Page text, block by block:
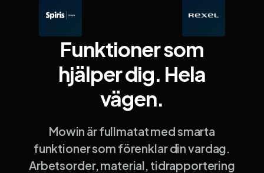
Funktioner som
hjälper dig. Hela
vägen.
Mowin är fullmatat med smarta
funktioner som förenklar din vardag.
Arbetsorder, material, tidrapportering